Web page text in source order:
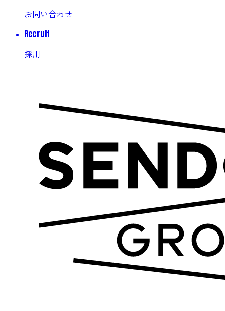
お問い合わせ
Recruit
採用